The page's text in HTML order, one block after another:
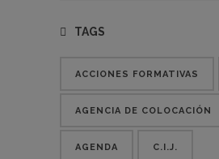
TAGS
ACCIONES FORMATIVAS
AGENCIA DE COLOCACIÓN
AGENDA C.I.J.